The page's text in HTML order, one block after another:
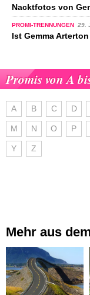
Nacktfotos von
PROMI-TRENNUNGEN 29.
Ist Gemma
Promis von A
A B C D
M N O P
Y Z
Mehr aus